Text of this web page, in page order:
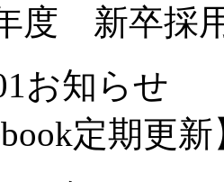
度 新卒採
お知らせ
定期